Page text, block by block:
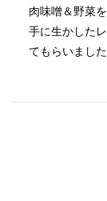
肉味噌＆野菜
手に生かした
てもらいました